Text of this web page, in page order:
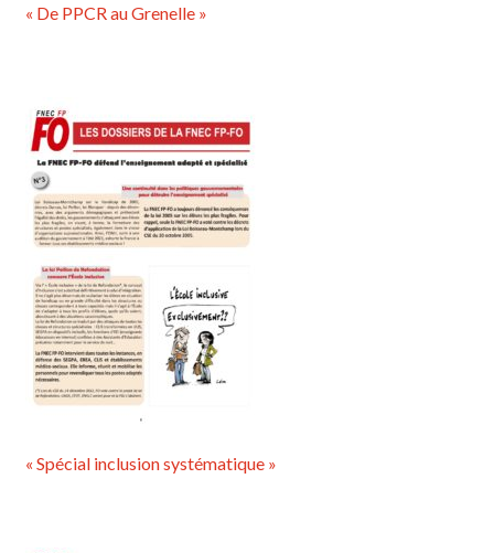
« De PPCR au Grenelle »
« Spécial inclusion systématique »